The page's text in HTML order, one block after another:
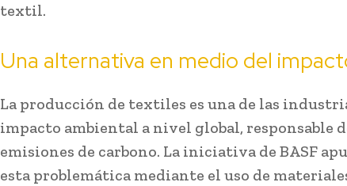
textil.
Una alternativa en medio del
La producción de textiles es una de las
impacto ambiental a nivel global, responsable
emisiones de carbono. La iniciativa de BASF
esta problemática mediante el uso de